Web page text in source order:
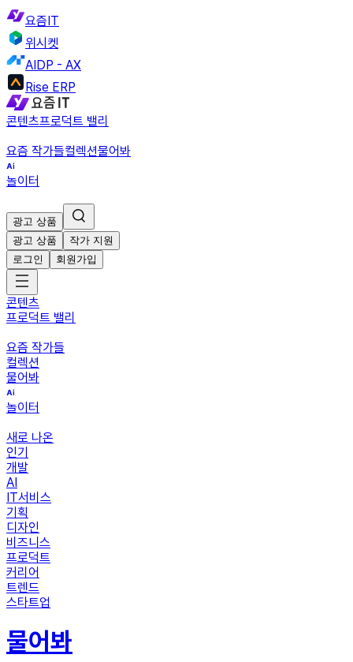
요즘IT
위시켓
AIDP - AX
Rise ERP
콘텐츠프로덕트 밸리
요즘 작가들컬렉션물어봐
놀이터
광고 상품
광고 상품
작가 지원
로그인
회원가입
콘텐츠
프로덕트 밸리
요즘 작가들
컬렉션
물어봐
놀이터
새로 나온
인기
개발
AI
IT서비스
기획
디자인
비즈니스
프로덕트
커리어
트렌드
스타트업
물어봐